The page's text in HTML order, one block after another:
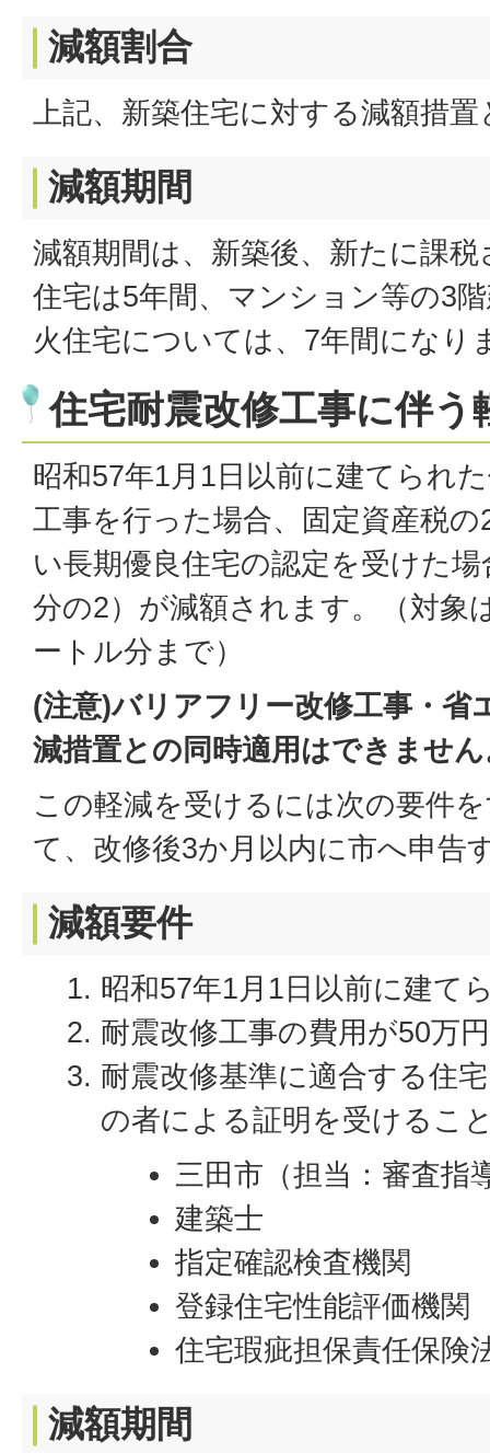
減額割合
上記、新築住宅に対する減額措
減額期間
減額期間は、新築後、新たに課
住宅は5年間、マンション等の3
火住宅については、7年間になり
住宅耐震改修工事に伴う
昭和57年1月1日以前に建てられ
工事を行った場合、固定資産税
い長期優良住宅の認定を受けた
分の2）が減額されます。（対象
ートル分まで）
(注意)バリアフリー改修工事・省
減措置との同時適用はできませ
この軽減を受けるには次の要件
て、改修後3か月以内に市へ申告
減額要件
昭和57年1月1日以前に建て
耐震改修工事の費用が50万
耐震改修基準に適合する住
の者による証明を受けるこ
三田市（担当：審査指
建築士
指定確認検査機関
登録住宅性能評価機関
住宅瑕疵担保責任保険
減額期間